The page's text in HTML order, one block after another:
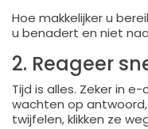
Hoe makkelijker u
u benadert en niet
2. Reageer
Tijd is alles. Zeker in
wachten op
twijfelen, klikken ze